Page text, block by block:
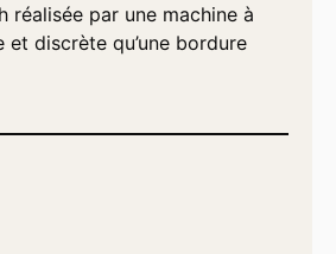
réalisée par une machine à
et discrète qu’une bordure